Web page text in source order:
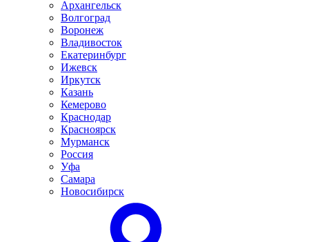
Архангельск
Волгоград
Воронеж
Владивосток
Екатеринбург
Ижевск
Иркутск
Казань
Кемерово
Краснодар
Красноярск
Мурманск
Россия
Уфа
Самара
Новосибирск